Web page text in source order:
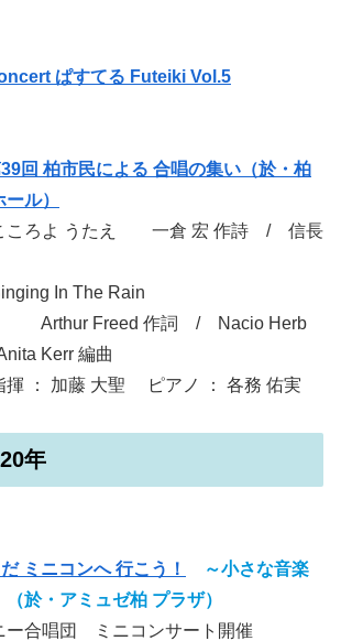
ぱすてる Futeiki Vol.5
回 柏市民による 合唱の集い（於・柏
ル）
たえ 一倉 宏 作詩 / 信長
The Rain
作詞 / Nacio Herb
Kerr 編曲
大聖 ピアノ ： 各務 佑実
年
ミニコンへ 行こう！
～小さな音楽
於・アミュゼ柏 プラザ）
ー合唱団 ミニコンサート開催